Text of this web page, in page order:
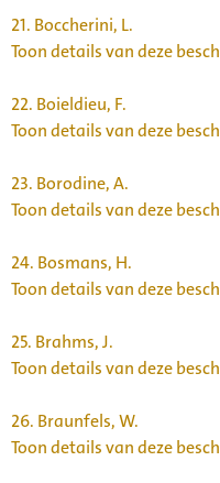
21. Boccherini, L.
Toon details van deze
22. Boieldieu, F.
Toon details van deze
23. Borodine, A.
Toon details van deze
24. Bosmans, H.
Toon details van deze
25. Brahms, J.
Toon details van deze
26. Braunfels, W.
Toon details van deze